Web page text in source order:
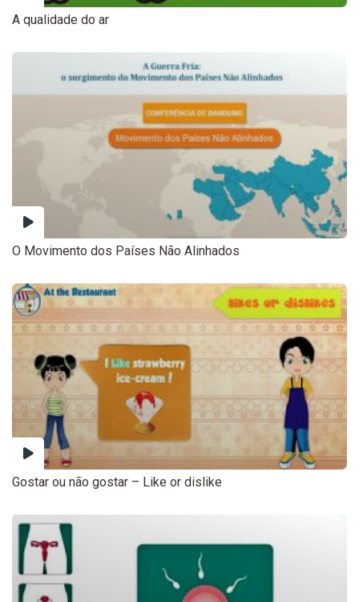
A qualidade do ar
O Movimento dos Países Não Alinhados
Gostar ou não gostar – Like or dislike